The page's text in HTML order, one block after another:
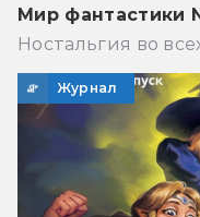
Мир фантастики
Ностальгия во
Журнал